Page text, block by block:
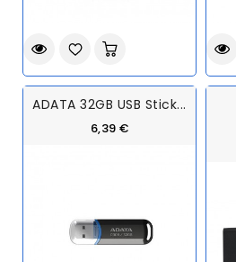
ADATA 32GB USB Stick...
6,39 €